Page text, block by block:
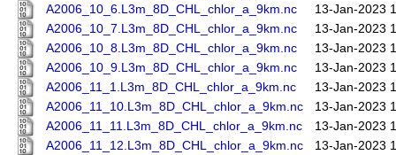
A2006_10_6.L3m_8D_CHL_chlor_a_9km.nc
13-Jan-2023
A2006_10_7.L3m_8D_CHL_chlor_a_9km.nc
13-Jan-2023
A2006_10_8.L3m_8D_CHL_chlor_a_9km.nc
13-Jan-2023
A2006_10_9.L3m_8D_CHL_chlor_a_9km.nc
13-Jan-2023
A2006_11_1.L3m_8D_CHL_chlor_a_9km.nc
13-Jan-2023
A2006_11_10.L3m_8D_CHL_chlor_a_9km.nc
13-Jan-2023
A2006_11_11.L3m_8D_CHL_chlor_a_9km.nc
13-Jan-2023
A2006_11_12.L3m_8D_CHL_chlor_a_9km.nc
13-Jan-2023